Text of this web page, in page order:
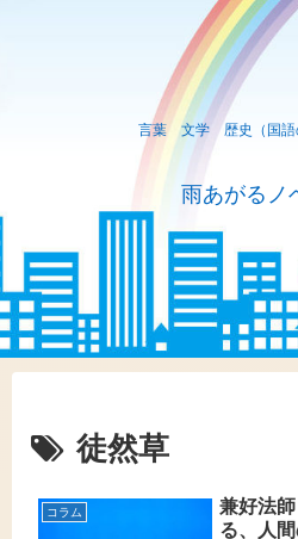
言葉 文学 歴史（国語
雨あがるノ
徒然草
コラム
兼好法
る、人